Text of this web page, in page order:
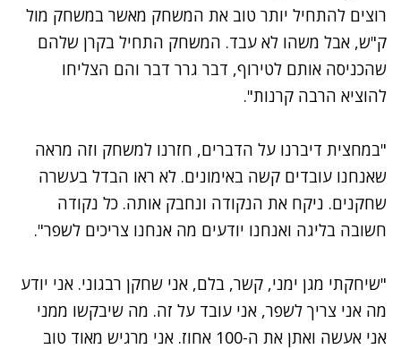
רוצים להתחיל יותר טוב את המשחק מאשר במשחק מול
ק"ש, אבל משהו לא עבד. המשחק התחיל בקרן שלהם
שהכניסה אותם לטירוף, דבר גרר דבר והם הצליחו
להוציא הרבה קרנות".
"במחצית דיברנו על הדברים, חזרנו למשחק וזה מראה
שאנחנו עובדים קשה באימונים. לא ראו הבדל בעשרה
שחקנים. ניקח את הנקודה ונחבק אותה. כל נקודה
חשובה בליגה ואנחנו יודעים מה אנחנו צריכים לשפר".
"שיחקתי מגן ימני, קשר, בלם, אני שחקן רבגוני. אני יודע
מה אני צריך לשפר, אני עובד על זה. מה שיבקשו ממני
אני אעשה ואתן את ה-100 אחוז. אני מרגיש מאוד טוב